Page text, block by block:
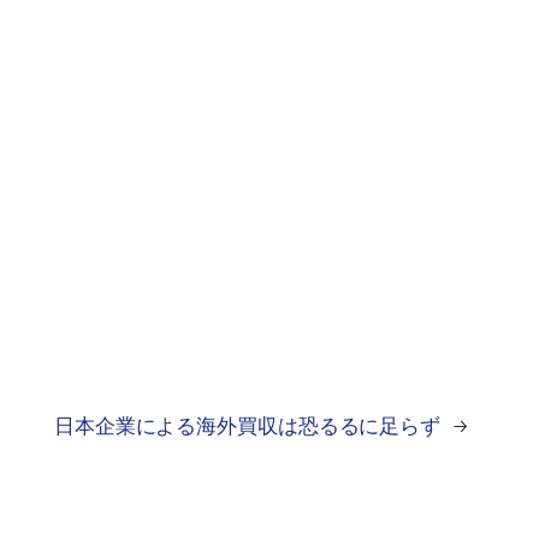
日本企業による海外買収は恐るるに足らず →